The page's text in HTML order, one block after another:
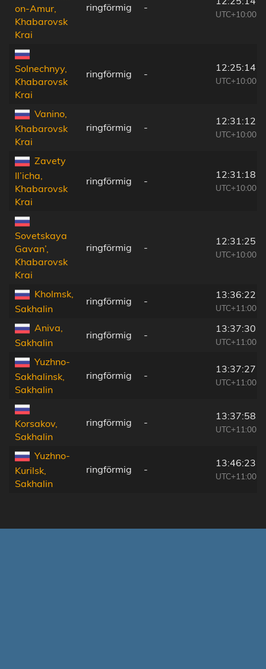
on-Amur,
Khabarovsk
Krai
ringförmig -
UTC+10:00
Solnechnyy,
Khabarovsk
Krai
ringförmig -
12:25:14
UTC+10:00
Vanino,
Khabarovsk
Krai
ringförmig -
12:31:12
UTC+10:00
Zavety
Il’icha,
Khabarovsk
Krai
ringförmig -
12:31:18
UTC+10:00
Sovetskaya
Gavan’,
Khabarovsk
Krai
ringförmig -
12:31:25
UTC+10:00
Kholmsk,
Sakhalin
ringförmig -
13:36:22
UTC+11:00
Aniva,
Sakhalin
ringförmig -
13:37:30
UTC+11:00
Yuzhno-
Sakhalinsk,
Sakhalin
ringförmig -
13:37:27
UTC+11:00
Korsakov,
Sakhalin
ringförmig -
13:37:58
UTC+11:00
Yuzhno-
Kurilsk,
Sakhalin
ringförmig -
13:46:23
UTC+11:00